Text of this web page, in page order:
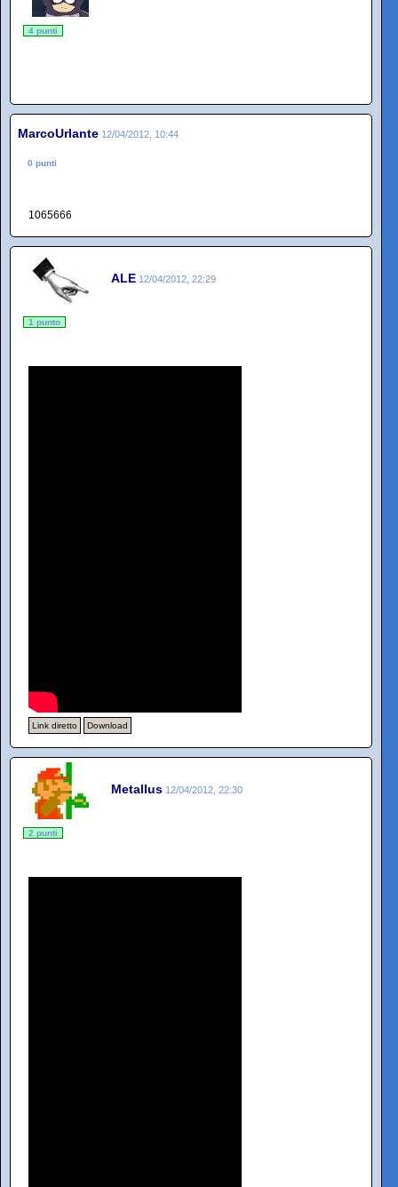
4 punti
MarcoUrlante 12/04/2012, 10:44
0 punti
1065666
ALE 12/04/2012, 22:29
1 punto
Link diretto Download
Metallus 12/04/2012, 22:30
2 punti